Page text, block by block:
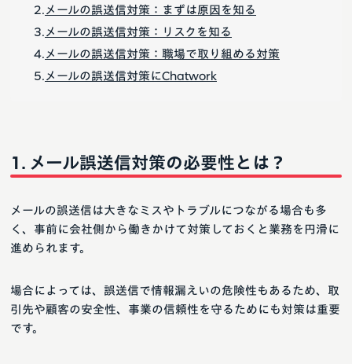
メールの誤送信対策：まずは原因を知る
メールの誤送信対策：リスクを知る
メールの誤送信対策：職場で取り組める対策
メールの誤送信対策にChatwork
メール誤送信対策の必要性とは？
メールの誤送信は大きなミスやトラブルにつながる場合も多
く、事前に会社側から働きかけて対策しておくと業務を円滑に
進められます。
場合によっては、誤送信で情報漏えいの危険性もあるため、取
引先や顧客の安全性、事業の信頼性を守るためにも対策は重要
です。